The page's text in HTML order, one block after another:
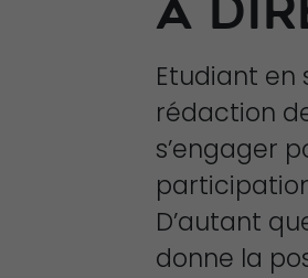
À
Etudiant en
rédaction
s’engager
D’autant
donne la